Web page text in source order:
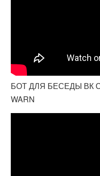
БОТ ДЛЯ БЕСЕДЫ ВК
WARN